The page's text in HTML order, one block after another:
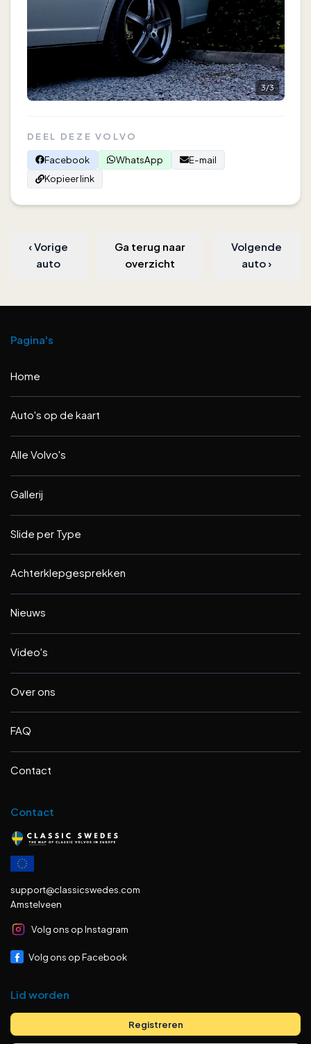
3/3
DEEL DEZE VOLVO
Facebook
WhatsApp
E-mail
Kopieer link
‹Vorige
auto
Ga terug naar
overzicht
Volgende
auto›
Pagina's
Home
Auto's op de kaart
Alle Volvo's
Gallerij
Slide per Type
Achterklepgesprekken
Nieuws
Video's
Over ons
FAQ
Contact
Contact
support@classicswedes.com
Amstelveen
Volg ons op Instagram
Volg ons op Facebook
Lid worden
Registreren